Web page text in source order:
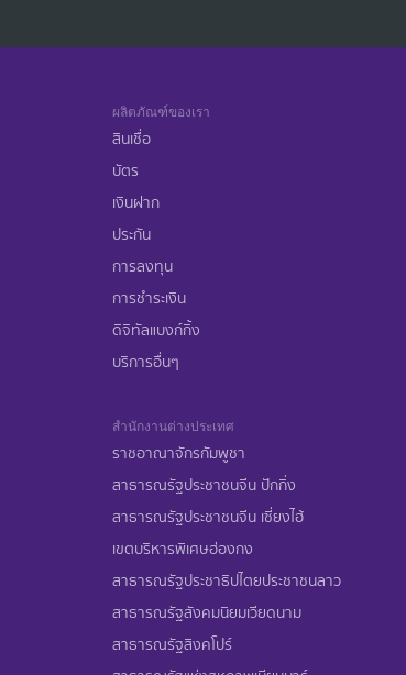
ผลิตภัณฑ์ของเรา
สินเชื่อ
บัตร
เงินฝาก
ประกัน
การลงทุน
การชำระเงิน
ดิจิทัลแบงก์กิ้ง
บริการอื่นๆ
สำนักงานต่างประเทศ
ราชอาณาจักรกัมพูชา
สาธารณรัฐประชาชนจีน ปักกิ่ง
สาธารณรัฐประชาชนจีน เซี่ยงไฮ้
เขตบริหารพิเศษฮ่องกง
สาธารณรัฐประชาธิปไตยประชาชนลาว
สาธารณรัฐสังคมนิยมเวียดนาม
สาธารณรัฐสิงคโปร์